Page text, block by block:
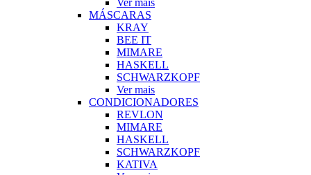
MÁSCARAS
KRAY
BEE IT
MIMARE
HASKELL
SCHWARZKOPF
Ver mais
CONDICIONADORES
REVLON
MIMARE
HASKELL
SCHWARZKOPF
KATIVA